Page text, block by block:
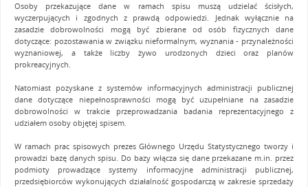
Osoby przekazujące dane w ramach spisu muszą udzielać ścisłych,
wyczerpujących i zgodnych z prawdą odpowiedzi. Jednak wyłącznie na
zasadzie dobrowolności mogą być zbierane od osób fizycznych dane
dotyczące: pozostawania w związku nieformalnym, wyznania - przynależności
wyznaniowej, a także liczby żywo urodzonych dzieci oraz planów
prokreacyjnych.
Natomiast pozyskane z systemów informacyjnych administracji publicznej
dane dotyczące niepełnosprawności mogą być uzupełniane na zasadzie
dobrowolności w trakcie przeprowadzania badania reprezentacyjnego z
udziałem osoby objętej spisem.
W ramach prac spisowych prezes Głównego Urzędu Statystycznego tworzy i
prowadzi bazę danych spisu. Do bazy włącza się dane przekazane m.in. przez
podmioty prowadzące systemy informacyjne administracji publicznej,
przedsiębiorców wykonujących działalność gospodarczą w zakresie sprzedaży